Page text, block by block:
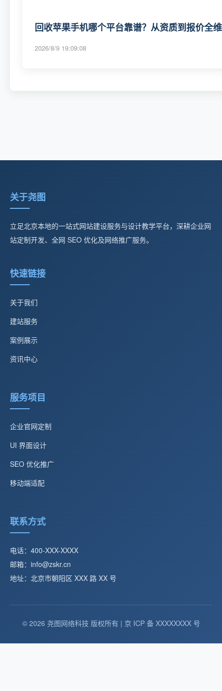
回收苹果手机哪个平台靠谱？从资质到报价全
2026/8/9 19:09:08
关于尧图
立足北京本地的一站式网站建设服务与设计教学平台，深耕企业网
站定制开发、全网 SEO 优化及网络推广服务。
快速链接
关于我们
建站服务
案例展示
资讯中心
服务项目
企业官网定制
UI 界面设计
SEO 优化推广
移动端适配
联系方式
电话：400-XXX-XXXX
邮箱：info@zskr.cn
地址：北京市朝阳区 XXX 路 XX 号
© 2026 尧图网络科技 版权所有 | 京 ICP 备 XXXXXXXX 号